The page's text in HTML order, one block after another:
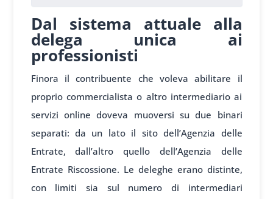
Dal sistema attuale alla
delega unica ai
professionisti
Finora il contribuente che voleva abilitare il
proprio commercialista o altro intermediario ai
servizi online doveva muoversi su due binari
separati: da un lato il sito dell’Agenzia delle
Entrate, dall’altro quello dell’Agenzia delle
Entrate Riscossione. Le deleghe erano distinte,
con limiti sia sul numero di intermediari